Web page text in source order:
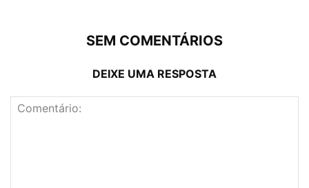
SEM COMENTÁRIOS
DEIXE UMA RESPOSTA